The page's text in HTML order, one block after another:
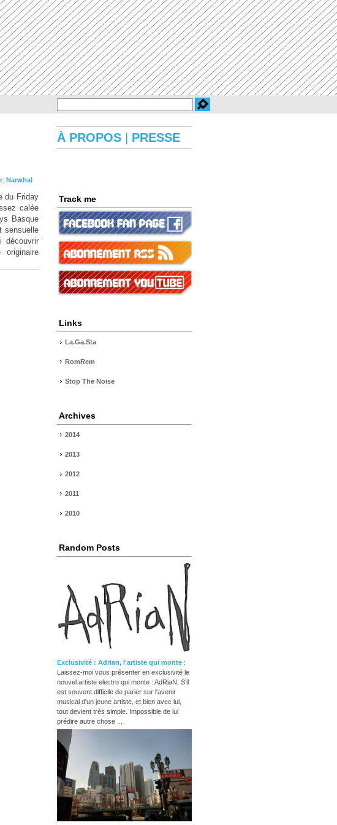
Narwhal
du Friday
calée
Basque
sensuelle
découvrir
À PROPOS PRESSE
Track me
Links
La.Ga.Sta
RomRem
Stop The Noise
Archives
2014
2013
2012
2011
2010
Random Posts
Exclusivité : Adrian, l'artiste qui monte :
Laissez-moi vous présenter en exclusivité le
nouvel artiste electro qui monte : AdRiaN. S'il
est souvent difficile de parier sur l'avenir
musical d'un jeune artiste, et bien avec lui,
tout devient très simple. Impossible de lui
prédire autre chose ...